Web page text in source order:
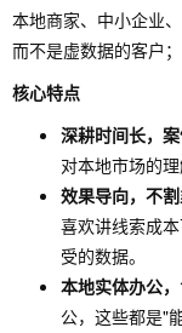
本地商家、中小企业
而不是虚数据的客户
核心特点
深耕时间长，
对本地市场的理
效果导向，不
喜欢讲线索成
受的数据。
本地实体办公
公，这些都是"